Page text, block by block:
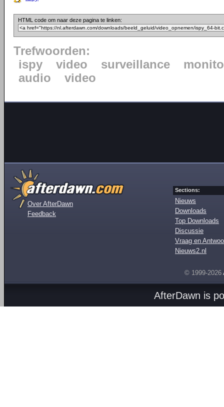
HTML code om naar deze pagina te linken:
Trefwoorden:
ispy
video surveillance
audio
video
Over AfterDawn
Feedback
Sections:
Nieuws
Downloads
Top Downloads
Discussie
Vraag en
Nieuws2.nl
© 1999-2026
AfterDawn is